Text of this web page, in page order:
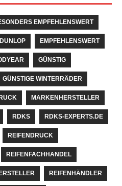
EMPFEHLENSWERT
DUNLOP EMPFEHLENSWERT
GÜNSTIG
GÜNSTIGE WINTERRÄDER
MARKENHERSTELLER
RDKS RDKS-EXPERTS.DE
REIFENDRUCK
REIFENFACHHANDEL
REIFENHÄNDLER